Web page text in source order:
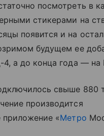
посмотреть в
стикерами на
появится и на
будущем ее
а до конца года —
свыше 880
производится
приложение «Метро